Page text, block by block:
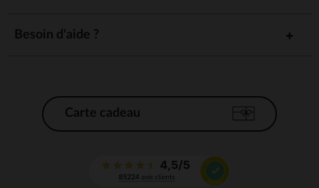
Besoin d'aide ?
Carte cadeau